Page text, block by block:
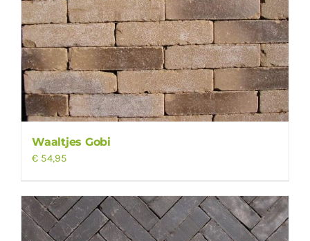
Waaltjes Gobi
€ 54,95